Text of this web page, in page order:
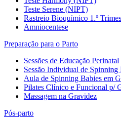
Teste Serene (NIPT)
Rastreio Bioquímico 1.º
Amniocentese
Preparação para o Parto
Sessões de Educação Perinatal
Sessão Individual de Spinning
Aula de Spinning Babies em
Pilates Clínico e Funcional p/
Massagem na Gravidez
Pós-parto